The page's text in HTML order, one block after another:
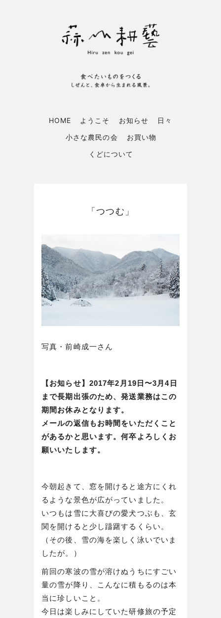
HOME ようこそ お知らせ
日々
小さな農民の会
お買い物
くどについて
「つつむ」
写真・前崎成一さん
【お知らせ】2017年2月19日〜3月4日
まで長期出張のため、発送業務はこの
期間お休みとなります。
メールの返信もお時間をいただくこと
があるかと思います。何卒よろしくお
願いいたします。
今朝起きて、窓を開けると途方にくれ
るような景色が広がっていました。
いつもは雪に大喜びの愛犬つぶも、玄
関を開けると少し躊躇するくらい。
（その後、雪の海を楽しく泳いでいま
したが。）
前回の寒波の雪が溶けぬうちにすごい
量の雪が降り、こんなに積もるのは本
当に珍しいこと。
今日は楽しみにしていた研修旅の予定